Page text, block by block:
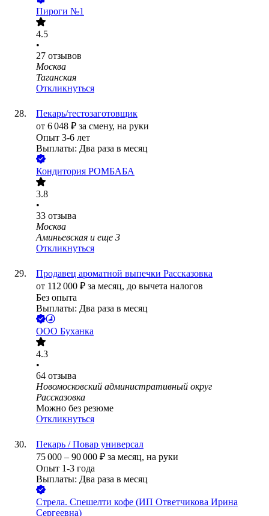
Пироги №1
4.5
•
27 отзывов
Москва
Таганская
Откликнуться
Пекарь/тестозаготовщик
от 6 048 ₽ за смену, на руки
Опыт 3-6 лет
Выплаты: Два раза в месяц
Кондитория РОМБАБА
3.8
•
33 отзыва
Москва
Аминьевская и еще 3
Откликнуться
Продавец ароматной выпечки Рассказовка
от 112 000 ₽ за месяц, до вычета налогов
Без опыта
Выплаты: Два раза в месяц
ООО Буханка
4.3
•
64 отзыва
Новомосковский административный округ
Рассказовка
Можно без резюме
Откликнуться
Пекарь / Повар универсал
75 000 – 90 000 ₽ за месяц, на руки
Опыт 1-3 года
Выплаты: Два раза в месяц
Стрела. Спешелти кофе (ИП Ответчикова Ирина
Сергеевна)